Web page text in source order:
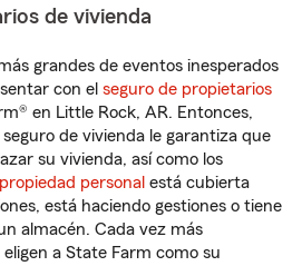
de vivienda
grandes de eventos inesperados
con el seguro de propietarios
en Little Rock, AR. Entonces,
seguro de vivienda le garantiza que
su vivienda, así como los
personal está cubierta
está haciendo gestiones o tiene
almacén. Cada vez más
a State Farm como su